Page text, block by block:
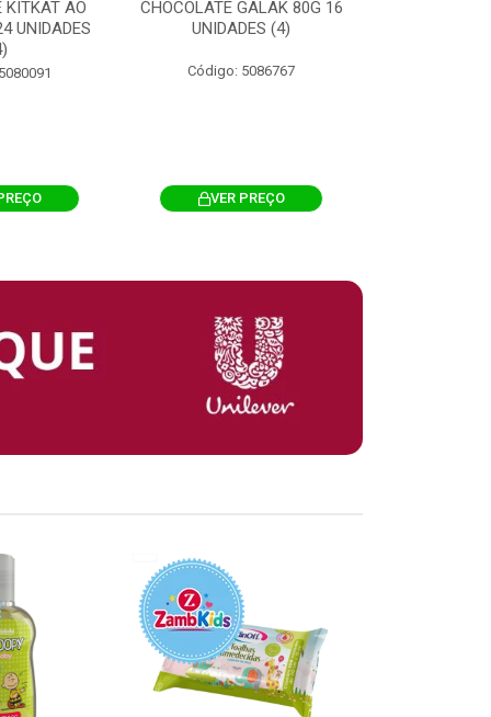
KITKAT AO
UNIDADES
CHOCOLATE GALAK 80G 16
UNIDADES (4)
Código: 5086767
VER PREÇO